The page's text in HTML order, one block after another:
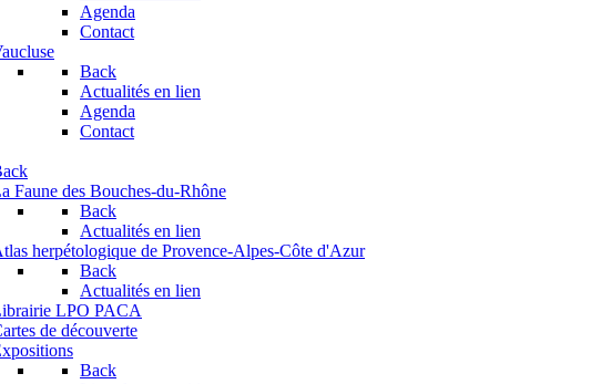
Agenda
Contact
Back
Actualités en lien
Agenda
Contact
Faune des Bouches-du-Rhône
Back
Actualités en lien
herpétologique de Provence-Alpes-Côte d'Azur
Back
Actualités en lien
LPO PACA
de découverte
Back